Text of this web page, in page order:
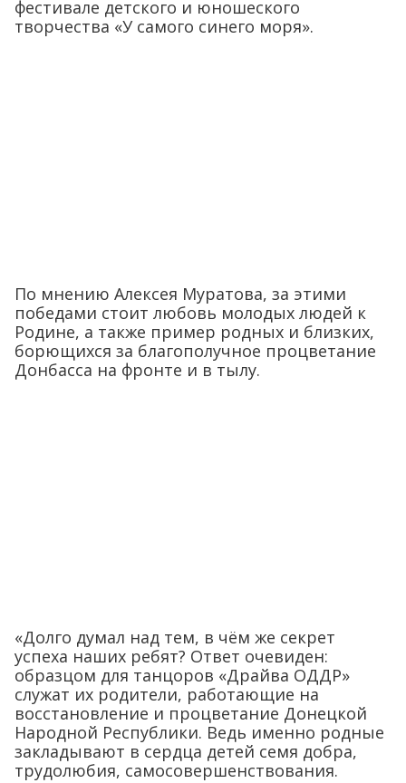
фестивале детского и юношеского
творчества «У самого синего моря».
По мнению Алексея Муратова, за этими
победами стоит любовь молодых людей к
Родине, а также пример родных и близких,
борющихся за благополучное процветание
Донбасса на фронте и в тылу.
«Долго думал над тем, в чём же секрет
успеха наших ребят? Ответ очевиден:
образцом для танцоров «Драйва ОДДР»
служат их родители, работающие на
восстановление и процветание Донецкой
Народной Республики. Ведь именно родные
закладывают в сердца детей семя добра,
трудолюбия, самосовершенствования.